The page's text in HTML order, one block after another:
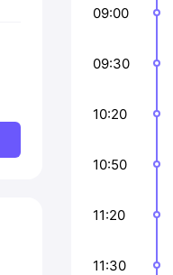
09:00
09:30
10:20
10:50
11:20
11:30